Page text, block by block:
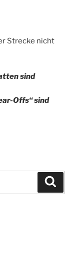
Strecke nicht
sind
Offs“sind